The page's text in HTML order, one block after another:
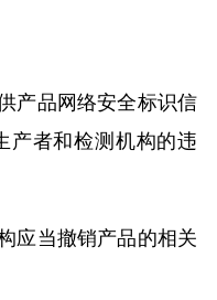
产品网络安全标识信
产者和检测机构的违
应当撤销产品的相关